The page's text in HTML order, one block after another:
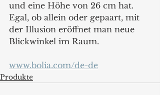
und eine Höhe von 26 cm hat.
Egal, ob allein oder gepaart, mit
der Illusion eröffnet man neue
Blickwinkel im Raum.
www.bolia.com/de-de
Produkte